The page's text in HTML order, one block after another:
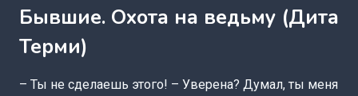
Бывшие. Охота на ведьму (Дита
Терми)
– Ты не сделаешь этого! – Уверена? Думал, ты меня